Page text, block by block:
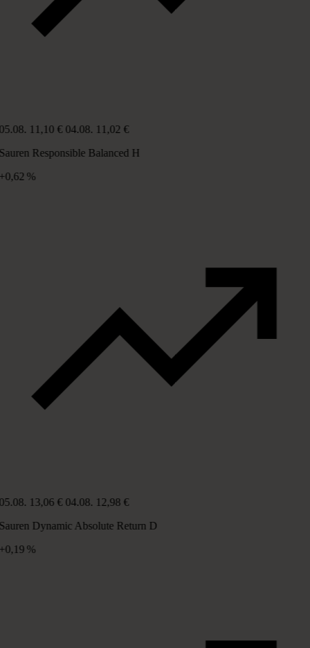
11,10 € 04.08. 11,02 €
Responsible Balanced H
%
13,06 € 04.08. 12,98 €
Dynamic Absolute Return D
%